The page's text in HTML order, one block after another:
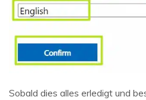
Sobald dies alles erledigt und